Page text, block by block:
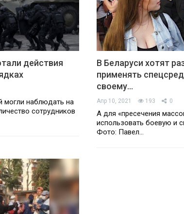
действия
могли наблюдать на
сотрудников
В Беларуси хотят
применять
своему…
Апр 10, 2021 193 0
А для «пресечения
использовать боевую и
Фото: Павел…